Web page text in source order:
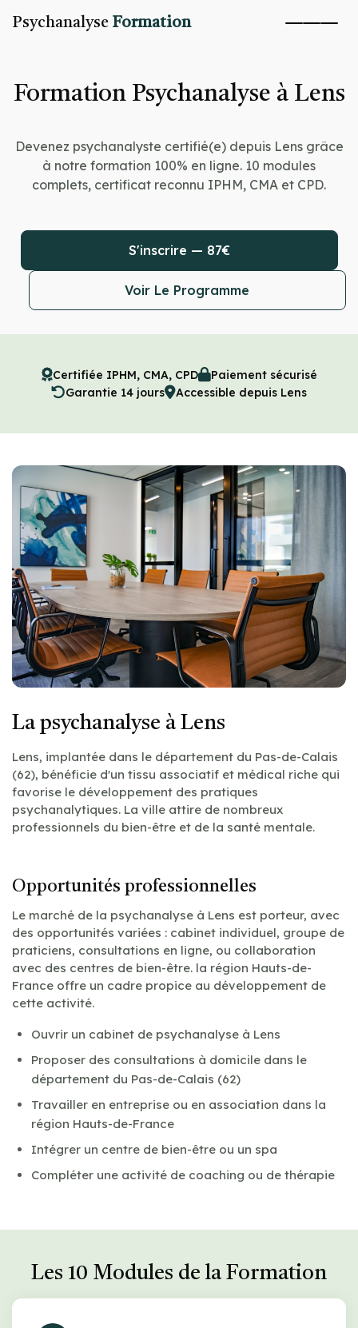
Psychanalyse Formation
Formation Psychanalyse à Lens
Devenez psychanalyste certifié(e) depuis Lens grâce
à notre formation 100% en ligne. 10 modules
complets, certificat reconnu IPHM, CMA et CPD.
S'inscrire — 87€
Voir Le Programme
Certifiée IPHM, CMA, CPD
Paiement sécurisé
Garantie 14 jours
Accessible depuis Lens
La psychanalyse à Lens
Lens, implantée dans le département du Pas-de-Calais
(62), bénéficie d'un tissu associatif et médical riche qui
favorise le développement des pratiques
psychanalytiques. La ville attire de nombreux
professionnels du bien-être et de la santé mentale.
Opportunités professionnelles
Le marché de la psychanalyse à Lens est porteur, avec
des opportunités variées : cabinet individuel, groupe de
praticiens, consultations en ligne, ou collaboration
avec des centres de bien-être. la région Hauts-de-
France offre un cadre propice au développement de
cette activité.
Ouvrir un cabinet de psychanalyse à Lens
Proposer des consultations à domicile dans le
département du Pas-de-Calais (62)
Travailler en entreprise ou en association dans la
région Hauts-de-France
Intégrer un centre de bien-être ou un spa
Compléter une activité de coaching ou de thérapie
Les 10 Modules de la Formation